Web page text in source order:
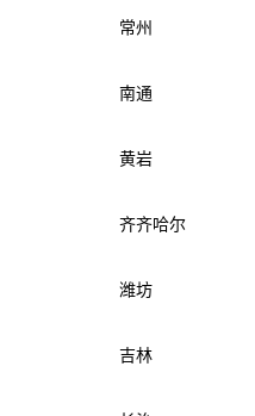
常州
南通
黄岩
齐齐哈尔
潍坊
吉林